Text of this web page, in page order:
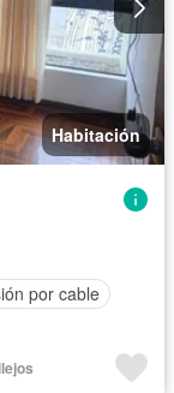
Habitación
por cable